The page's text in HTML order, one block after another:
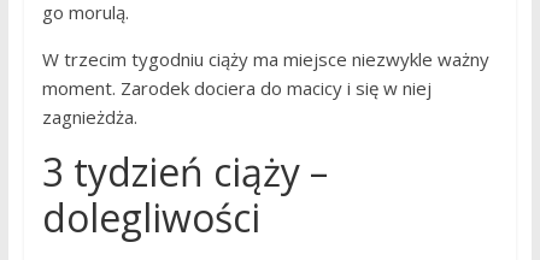
go morulą.
W trzecim tygodniu ciąży ma miejsce niezwykle ważny
moment. Zarodek dociera do macicy i się w niej
zagnieżdża.
3 tydzień ciąży –
dolegliwości